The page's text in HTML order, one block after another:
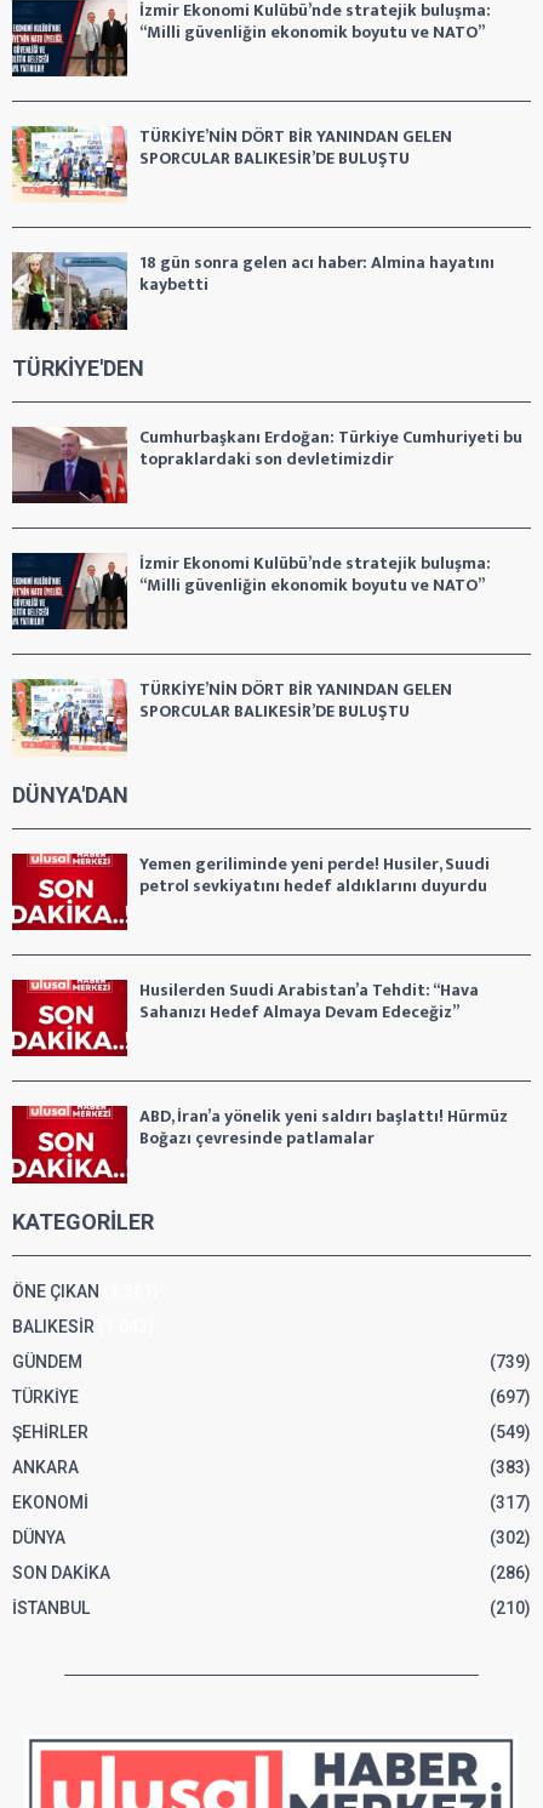
İzmir Ekonomi Kulübü’nde stratejik buluşma:
“Milli güvenliğin ekonomik boyutu ve NATO”
TÜRKİYE’NİN DÖRT BİR YANINDAN GELEN
SPORCULAR BALIKESİR’DE BULUŞTU
18 gün sonra gelen acı haber: Almina hayatını
kaybetti
TÜRKİYE'DEN
Cumhurbaşkanı Erdoğan: Türkiye Cumhuriyeti bu
topraklardaki son devletimizdir
İzmir Ekonomi Kulübü’nde stratejik buluşma:
“Milli güvenliğin ekonomik boyutu ve NATO”
TÜRKİYE’NİN DÖRT BİR YANINDAN GELEN
SPORCULAR BALIKESİR’DE BULUŞTU
DÜNYA'DAN
Yemen geriliminde yeni perde! Husiler, Suudi
petrol sevkiyatını hedef aldıklarını duyurdu
Husilerden Suudi Arabistan’a Tehdit: “Hava
Sahanızı Hedef Almaya Devam Edeceğiz”
ABD, İran’a yönelik yeni saldırı başlattı! Hürmüz
Boğazı çevresinde patlamalar
KATEGORİLER
ÖNE ÇIKAN
BALIKESİR
GÜNDEM
(739)
TÜRKİYE
(697)
ŞEHİRLER
(549)
ANKARA
(383)
EKONOMİ
(317)
DÜNYA
(302)
SON DAKİKA
(286)
İSTANBUL
(210)